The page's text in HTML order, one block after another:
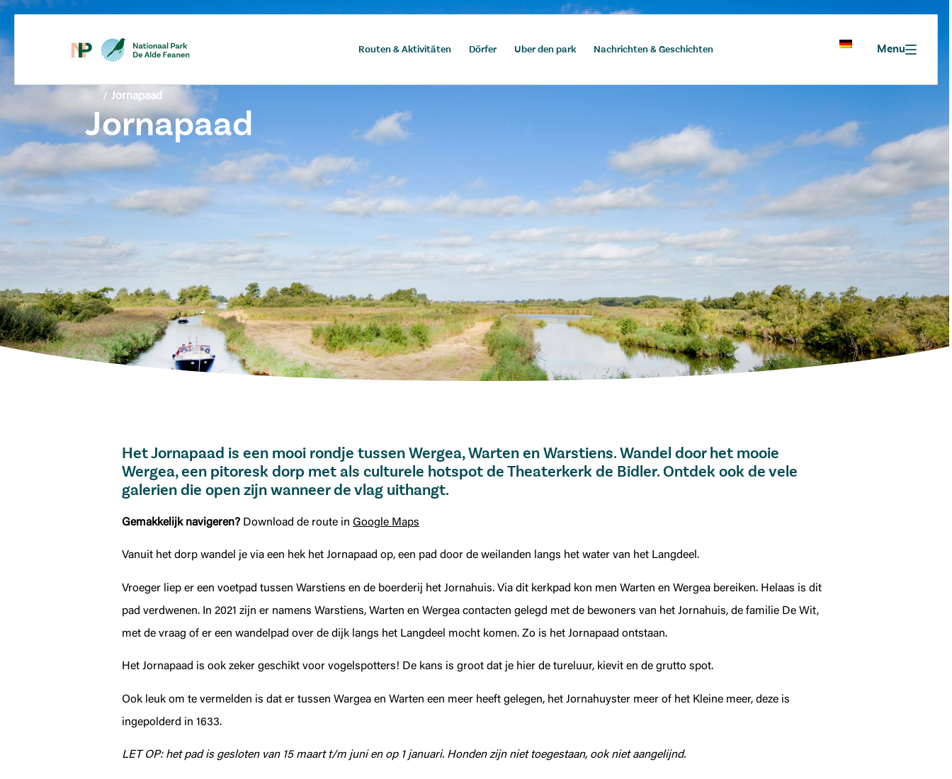
Routen & Aktivitäten Dörfer Uber den park Nachrichten & Geschichten Menu
/ Jornapaad
Jornapaad
Het Jornapaad is een mooi rondje tussen Wergea, Warten en Warstiens. Wandel door het mooie
Wergea, een pitoresk dorp met als culturele hotspot de Theaterkerk de Bidler. Ontdek ook de vele
galerien die open zijn wanneer de vlag uithangt.
Gemakkelijk navigeren? Download de route in Google Maps
Vanuit het dorp wandel je via een hek het Jornapaad op, een pad door de weilanden langs het water van het Langdeel.
Vroeger liep er een voetpad tussen Warstiens en de boerderij het Jornahuis. Via dit kerkpad kon men Warten en Wergea bereiken. Helaas is dit
pad verdwenen. In 2021 zijn er namens Warstiens, Warten en Wergea contacten gelegd met de bewoners van het Jornahuis, de familie De Wit,
met de vraag of er een wandelpad over de dijk langs het Langdeel mocht komen. Zo is het Jornapaad ontstaan.
Het Jornapaad is ook zeker geschikt voor vogelspotters! De kans is groot dat je hier de tureluur, kievit en de grutto spot.
Ook leuk om te vermelden is dat er tussen Wargea en Warten een meer heeft gelegen, het Jornahuyster meer of het Kleine meer, deze is
ingepolderd in 1633.
LET OP: het pad is gesloten van 15 maart t/m juni en op 1 januari. Honden zijn niet toegestaan, ook niet aangelijnd.